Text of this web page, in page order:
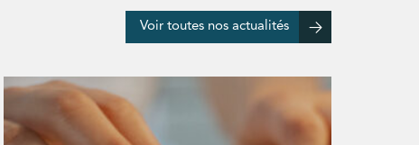
Voir toutes nos actualités